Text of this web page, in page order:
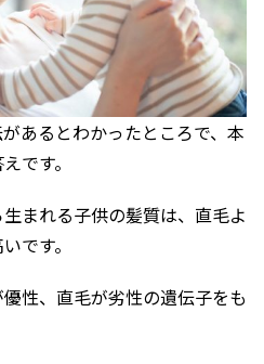
あるとわかったところで、本
です。
まれる子供の髪質は、直毛よ
です。
性、直毛が劣性の遺伝子をも